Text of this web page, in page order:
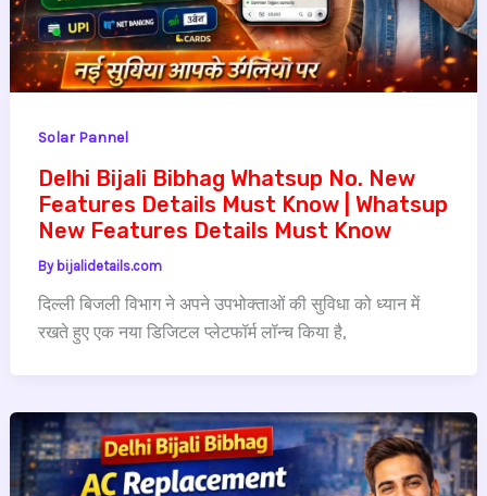
Solar Pannel
Delhi Bijali Bibhag Whatsup No. New
Features Details Must Know | Whatsup
New Features Details Must Know
By bijalidetails.com
दिल्ली बिजली विभाग ने अपने उपभोक्ताओं की सुविधा को ध्यान में
रखते हुए एक नया डिजिटल प्लेटफॉर्म लॉन्च किया है,